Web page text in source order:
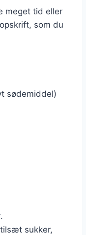
meget tid eller
som du
sødemiddel)
sukker,